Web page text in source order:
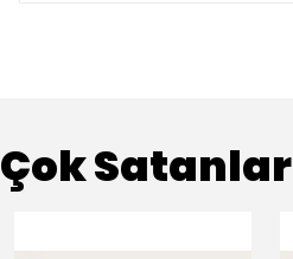
Çok Satanlar